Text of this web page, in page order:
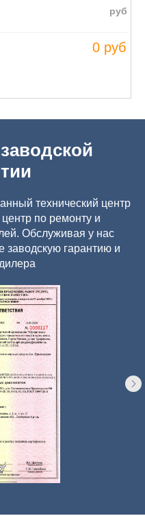
заводской
технический центр
по ремонту и
Обслуживая у нас
заводскую гарантию и